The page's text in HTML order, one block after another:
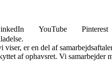
YouTube Pinterest
er en del af
af ophavsret. Vi